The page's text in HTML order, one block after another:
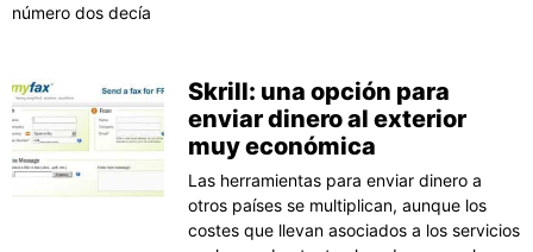
número dos decía
Skrill: una opción para
enviar dinero al exterior
muy económica
Las herramientas para enviar dinero a
otros países se multiplican, aunque los
costes que llevan asociados a los servicios